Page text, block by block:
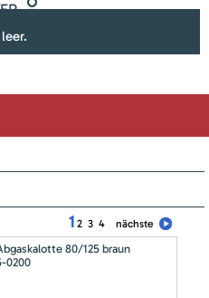
1 2 3 4 nächste
80/125 braun
0200